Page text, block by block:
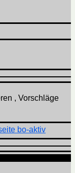
, Vorschläge